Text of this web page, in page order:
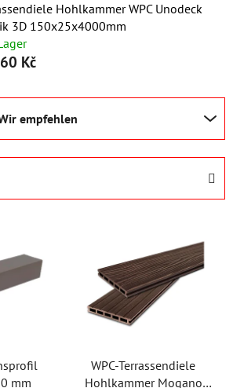
Hohlkammer WPC Unodeck
3D 150x25x4000mm
Kč
empfehlen
mm
WPC-Terrassendiele
Hohlkammer Mogano